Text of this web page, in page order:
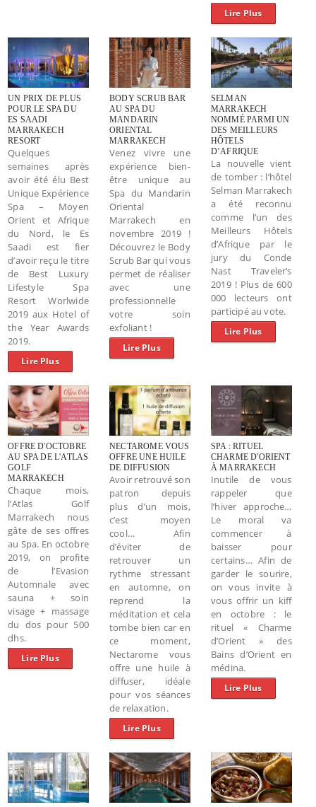
Lire Plus
UN PRIX DE PLUS
POUR LE SPA DU
ES SAADI
MARRAKECH
RESORT
Quelques
semaines après
avoir été élu Best
Unique Expérience
Spa – Moyen
Orient et Afrique
du Nord, le Es
Saadi est fier
d’avoir reçu le titre
de Best Luxury
Lifestyle Spa
Resort Worlwide
2019 aux Hotel of
the Year Awards
2019.
Lire Plus
BODY SCRUB BAR
AU SPA DU
MANDARIN
ORIENTAL
MARRAKECH
Venez vivre une
expérience bien-
être unique au
Spa du Mandarin
Oriental
Marrakech en
novembre 2019 !
Découvrez le Body
Scrub Bar qui vous
permet de réaliser
avec une
professionnelle
votre soin
exfoliant !
Lire Plus
SELMAN
MARRAKECH
NOMMÉ PARMI UN
DES MEILLEURS
HÔTELS
D’AFRIQUE
La nouvelle vient
de tomber : l’hôtel
Selman Marrakech
a été reconnu
comme l’un des
Meilleurs Hôtels
d’Afrique par le
jury du Conde
Nast Traveler’s
2019 ! Plus de 600
000 lecteurs ont
participé au vote.
Lire Plus
OFFRE D'OCTOBRE
AU SPA DE L'ATLAS
GOLF
MARRAKECH
Chaque mois,
l’Atlas Golf
Marrakech nous
gâte de ses offres
au Spa. En octobre
2019, on profite
de l’Evasion
Automnale avec
sauna + soin
visage + massage
du dos pour 500
dhs.
Lire Plus
NECTAROME VOUS
OFFRE UNE HUILE
DE DIFFUSION
Avoir retrouvé son
patron depuis
plus d’un mois,
c’est moyen
cool… Afin
d’éviter de
retrouver un
rythme stressant
en automne, on
reprend la
méditation et cela
tombe bien car en
ce moment,
Nectarome vous
offre une huile à
diffuser, idéale
pour vos séances
de relaxation.
Lire Plus
SPA : RITUEL
CHARME D'ORIENT
À MARRAKECH
Inutile de vous
rappeler que
l’hiver approche…
Le moral va
commencer à
baisser pour
certains… Afin de
garder le sourire,
on vous invite à
vous offrir un kiff
en octobre : le
rituel « Charme
d’Orient » des
Bains d’Orient en
médina.
Lire Plus